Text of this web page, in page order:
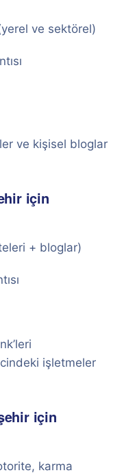
ve sektörel)
ve kişisel bloglar
için
+ bloglar)
işletmeler
için
karma